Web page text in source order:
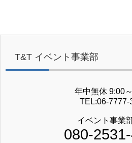
T&T イベント事業部
年中無休 9:00
TEL:06-7777-
イベント事業
080-